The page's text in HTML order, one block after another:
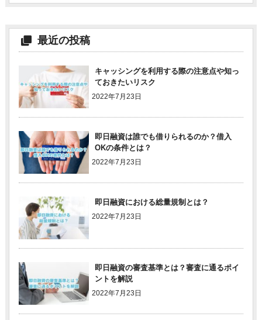
最近の投稿
キャッシングを利用する際の注意点や知っ
ておきたいリスク
2022年7月23日
即日融資は誰でも借りられるのか？借入
OKの条件とは？
2022年7月23日
即日融資における総量規制とは？
2022年7月23日
即日融資の審査基準とは？審査に通るポイ
ントを解説
2022年7月23日